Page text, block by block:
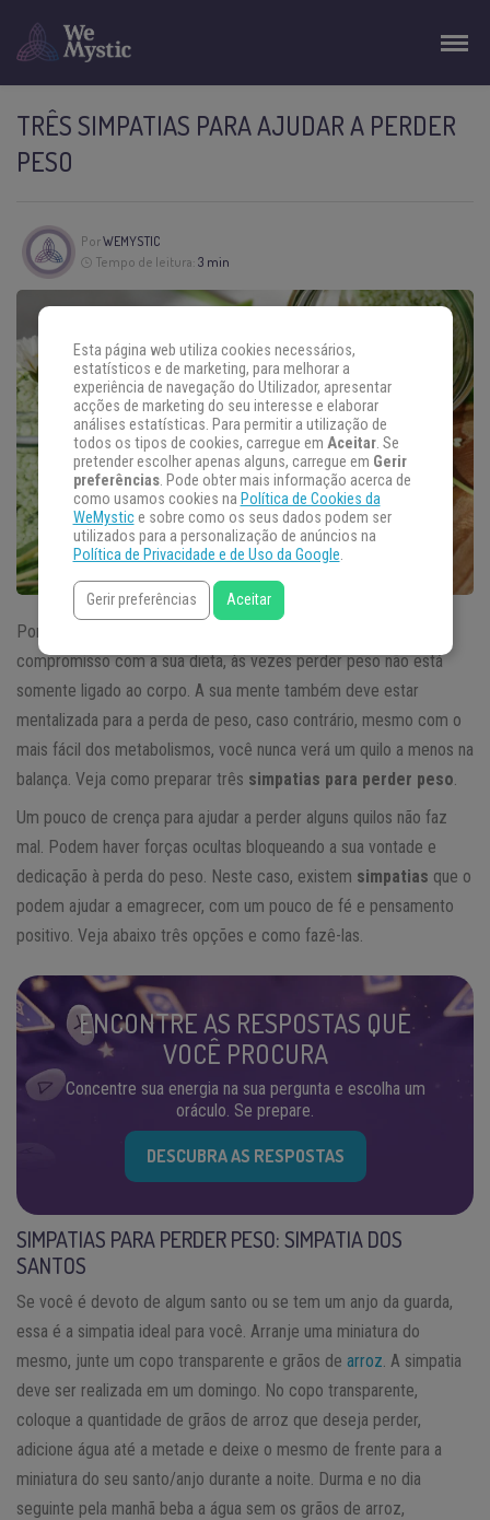
TRÊS SIMPATIAS PARA AJUDAR A PERDER
PESO
PorWEMYSTIC
Tempo de leitura: 3 min
Por mais educada que seja a sua rotina de exercícios e o seu
compromisso com a sua dieta, às vezes perder peso não está
somente ligado ao corpo. A sua mente também deve estar
mentalizada para a perda de peso, caso contrário, mesmo com o
mais fácil dos metabolismos, você nunca verá um quilo a menos na
balança. Veja como preparar três simpatias para perder peso
Um pouco de crença para ajudar a perder alguns quilos não faz
mal. Podem haver forças ocultas bloqueando a sua vontade e
dedicação à perda do peso. Neste caso, existem simpatias que o
podem ajudar a emagrecer, com um pouco de fé e pensamento
positivo. Veja abaixo três opções e como fazê-las.
ENCONTRE AS RESPOSTAS QUE
VOCÊ PROCURA
Concentre sua energia na sua pergunta e escolha um
oráculo. Se prepare.
DESCUBRA AS RESPOSTAS
SIMPATIAS PARA PERDER PESO: SIMPATIA DOS
SANTOS
Se você é devoto de algum santo ou se tem um anjo da guarda,
essa é a simpatia ideal para você. Arranje uma miniatura do
mesmo, junte um copo transparente e grãos de arroz . A simpatia
deve ser realizada em um domingo. No copo transparente,
coloque a quantidade de grãos de arroz que deseja perder,
adicione água até a metade e deixe o mesmo de frente para a
miniatura do seu santo/anjo durante a noite. Durma e no dia
seguinte pela manhã beba a água sem os grãos de arroz,
Esta página web utiliza cookies necessários,
estatísticos e de marketing, para melhorar a
experiência de navegação do Utilizador, apresentar
acções de marketing do seu interesse e elaborar
análises estatísticas. Para permitir a utilização de
todos os tipos de cookies, carregue em Aceitar. Se
pretender escolher apenas alguns, carregue em Gerir
preferências. Pode obter mais informação acerca de
como usamos cookies na Política de Cookies da
WeMystice sobre como os seus dados podem ser
utilizados para a personalização de anúncios na
Política de Privacidade e de Uso da Google.
Gerir preferências Aceitar